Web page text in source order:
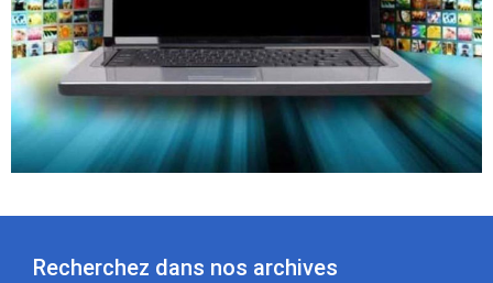
Recherchez dans nos archives